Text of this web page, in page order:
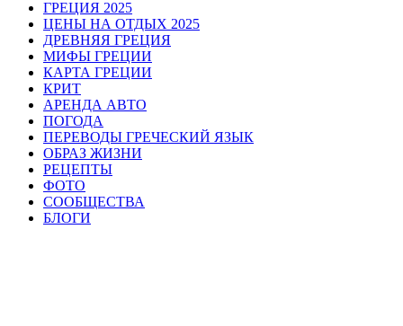
ГРЕЦИЯ 2025
ЦЕНЫ НА ОТДЫХ 2025
ДРЕВНЯЯ ГРЕЦИЯ
МИФЫ ГРЕЦИИ
КАРТА ГРЕЦИИ
КРИТ
АРЕНДА АВТО
ПОГОДА
ПЕРЕВОДЫ ГРЕЧЕСКИЙ ЯЗЫК
ОБРАЗ ЖИЗНИ
РЕЦЕПТЫ
ФОТО
СООБЩЕСТВА
БЛОГИ